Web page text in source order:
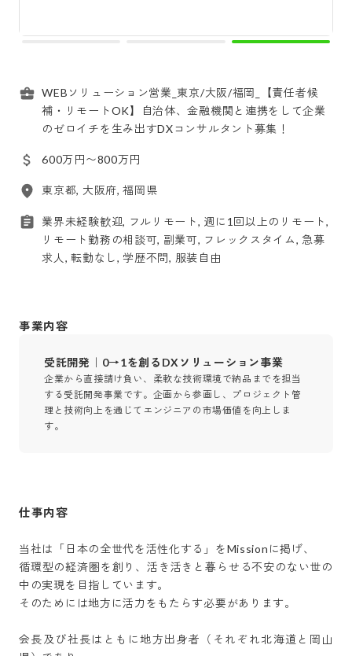
WEBソリューション営業_東京/大阪/福岡_【責任者候
補・リモートOK】自治体、金融機関と連携をして企業
のゼロイチを生み出すDXコンサルタント募集！
600万円〜800万円
東京都, 大阪府, 福岡県
業界未経験歓迎, フルリモート, 週に1回以上のリモート,
リモート勤務の相談可, 副業可, フレックスタイム, 急募
求人, 転勤なし, 学歴不問, 服装自由
事業内容
受託開発｜0→1を創るDXソリューション事業
企業から直接請け負い、柔軟な技術環境で納品までを担当
する受託開発事業です。企画から参画し、プロジェクト管
理と技術向上を通じてエンジニアの市場価値を向上しま
す。
仕事内容
当社は「日本の全世代を活性化する」をMissionに掲げ、
循環型の経済圏を創り、活き活きと暮らせる不安のない世の
中の実現を目指しています。
そのためには地方に活力をもたらす必要があります。
会長及び社長はともに地方出身者（それぞれ北海道と岡山